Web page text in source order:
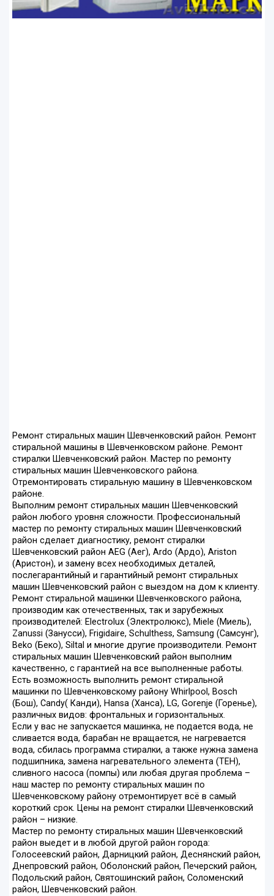
Ремонт стиральных машин Шевченковский район. Ремонт
стиральной машины в Шевченковском районе. Ремонт
стиралки Шевченковский район. Мастер по ремонту
стиральных машин Шевченковского района.
Отремонтировать стиральную машину в Шевченковском
районе.
Выполним ремонт стиральных машин Шевченковский
район любого уровня сложности. Профессиональный
мастер по ремонту стиральных машин Шевченковский
район сделает диагностику, ремонт стиралки
Шевченковский район AEG (Аег), Ardo (Ардо), Ariston
(Аристон), и замену всех необходимых деталей,
послегарантийный и гарантийный ремонт стиральных
машин Шевченковский район с выездом на дом к клиенту.
Ремонт стиральной машинки Шевченковского района,
производим как отечественных, так и зарубежных
производителей: Electrolux (Электролюкс), Miele (Миель),
Zanussi (Занусси), Frigidaire, Schulthess, Samsung (Самсунг),
Beko (Беко), Siltal и многие другие производители. Ремонт
стиральных машин Шевченковский район выполним
качественно, с гарантией на все выполненные работы.
Есть возможность выполнить ремонт стиральной
машинки по Шевченковскому району Whirlpool, Bosch
(Бош), Candy( Канди), Hansa (Ханса), LG, Gorenje (Горенье),
различных видов: фронтальных и горизонтальных.
Если у вас не запускается машинка, не подается вода, не
сливается вода, барабан не вращается, не нагревается
вода, сбилась программа стиралки, а также нужна замена
подшипника, замена нагревательного элемента (ТЕН),
сливного насоса (помпы) или любая другая проблема –
наш мастер по ремонту стиральных машин по
Шевченковскому району отремонтирует всё в самый
короткий срок. Цены на ремонт стиралки Шевченковский
район – низкие.
Мастер по ремонту стиральных машин Шевченковский
район выедет и в любой другой район города:
Голосеевский район, Дарницкий район, Деснянский район,
Днепровский район, Оболонский район, Печерский район,
Подольский район, Святошинский район, Соломенский
район, Шевченковский район.